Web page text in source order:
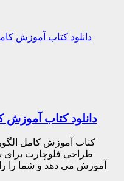
دانلود کتاب آموزش
طراحی فلوچارت برای
آموزش می دهد و شما را